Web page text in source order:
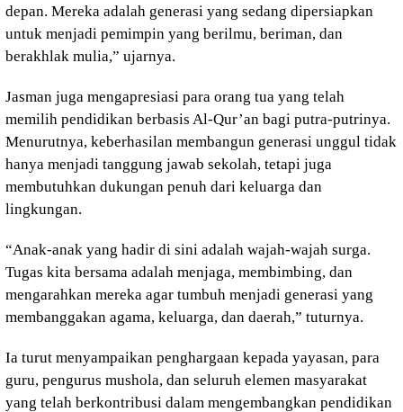
depan. Mereka adalah generasi yang sedang dipersiapkan
untuk menjadi pemimpin yang berilmu, beriman, dan
berakhlak mulia,” ujarnya.
Jasman juga mengapresiasi para orang tua yang telah
memilih pendidikan berbasis Al-Qur’an bagi putra-putrinya.
Menurutnya, keberhasilan membangun generasi unggul tidak
hanya menjadi tanggung jawab sekolah, tetapi juga
membutuhkan dukungan penuh dari keluarga dan
lingkungan.
“Anak-anak yang hadir di sini adalah wajah-wajah surga.
Tugas kita bersama adalah menjaga, membimbing, dan
mengarahkan mereka agar tumbuh menjadi generasi yang
membanggakan agama, keluarga, dan daerah,” tuturnya.
Ia turut menyampaikan penghargaan kepada yayasan, para
guru, pengurus mushola, dan seluruh elemen masyarakat
yang telah berkontribusi dalam mengembangkan pendidikan